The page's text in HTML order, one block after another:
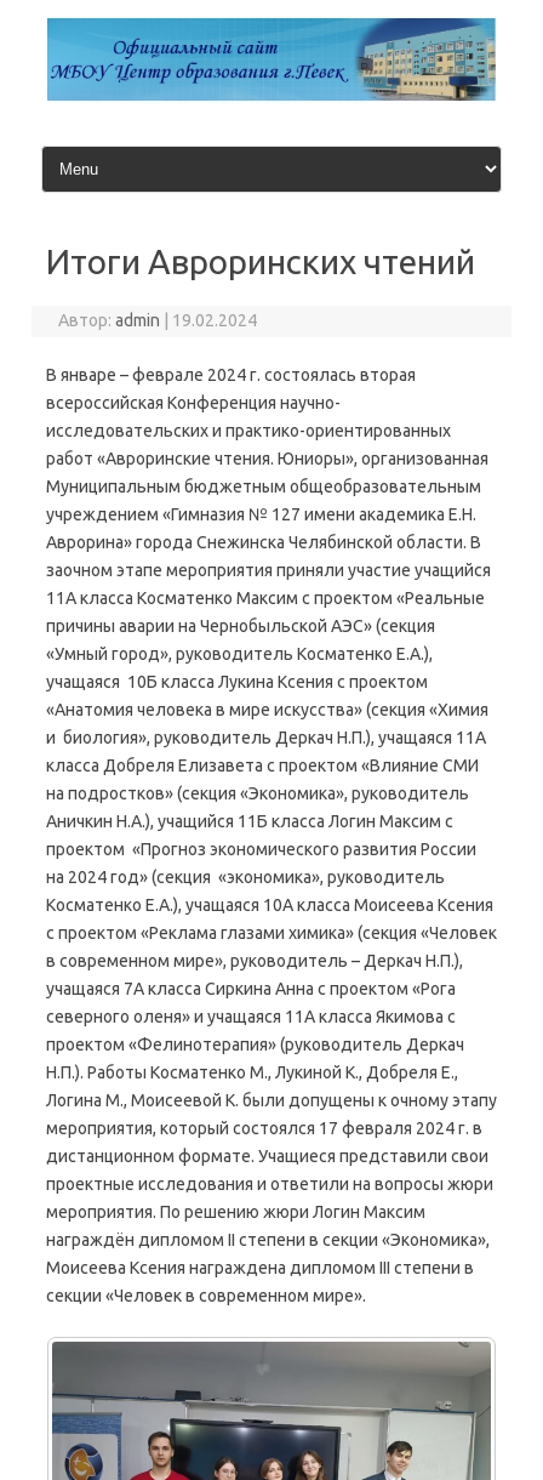
содержимому
Итоги Авроринских чтений
Автор:admin 19.02.2024
В январе – феврале 2024 г. состоялась вторая
всероссийская Конференция научно-
исследовательских и практико-ориентированных
работ «Авроринские чтения. Юниоры», организованная
Муниципальным бюджетным общеобразовательным
учреждением «Гимназия № 127 имени академика Е.Н.
Аврорина» города Снежинска Челябинской области. В
заочном этапе мероприятия приняли участие учащийся
11А класса Косматенко Максим с проектом «Реальные
причины аварии на Чернобыльской АЭС» (секция
«Умный город», руководитель Косматенко Е.А.),
учащаяся 10Б класса Лукина Ксения с проектом
«Анатомия человека в мире искусства» (секция «Химия
и биология», руководитель Деркач Н.П.), учащаяся 11А
класса Добреля Елизавета с проектом «Влияние СМИ
на подростков» (секция «Экономика», руководитель
Аничкин Н.А.), учащийся 11Б класса Логин Максим с
проектом «Прогноз экономического развития России
на 2024 год» (секция «экономика», руководитель
Косматенко Е.А.), учащаяся 10А класса Моисеева Ксения
с проектом «Реклама глазами химика» (секция «Человек
в современном мире», руководитель – Деркач Н.П.),
учащаяся 7А класса Сиркина Анна с проектом «Рога
северного оленя» и учащаяся 11А класса Якимова с
проектом «Фелинотерапия» (руководитель Деркач
Н.П.). Работы Косматенко М., Лукиной К., Добреля Е.,
Логина М., Моисеевой К. были допущены к очному этапу
мероприятия, который состоялся 17 февраля 2024 г. в
дистанционном формате. Учащиеся представили свои
проектные исследования и ответили на вопросы жюри
мероприятия. По решению жюри Логин Максим
награждён дипломом II степени в секции «Экономика»,
Моисеева Ксения награждена дипломом III степени в
секции «Человек в современном мире».